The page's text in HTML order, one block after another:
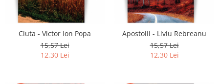
Ciuta - Victor Ion Popa
15,57 Lei
12,30 Lei
Apostolii - Liviu Rebreanu
15,57 Lei
12,30 Lei